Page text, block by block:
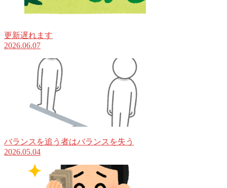
更新遅れます
2026.06.07
バランスを追う者はバランスを失う
2026.05.04